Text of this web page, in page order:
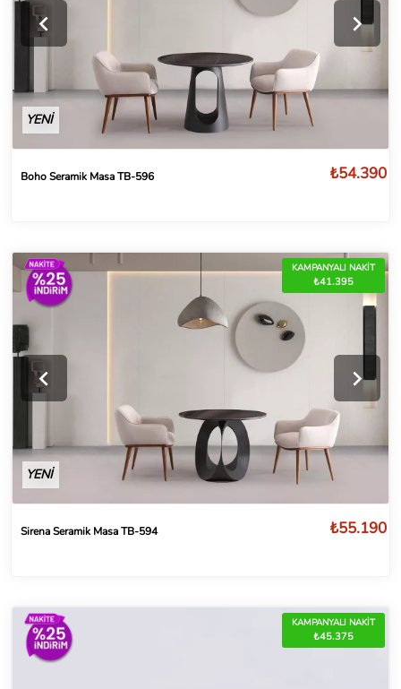
YENİ
Boho Seramik Masa TB-596 ₺54.390
KAMPANYALI NAKİT
₺41.395
YENİ
Sirena Seramik Masa TB-594 ₺55.190
KAMPANYALI NAKİT
₺45.375